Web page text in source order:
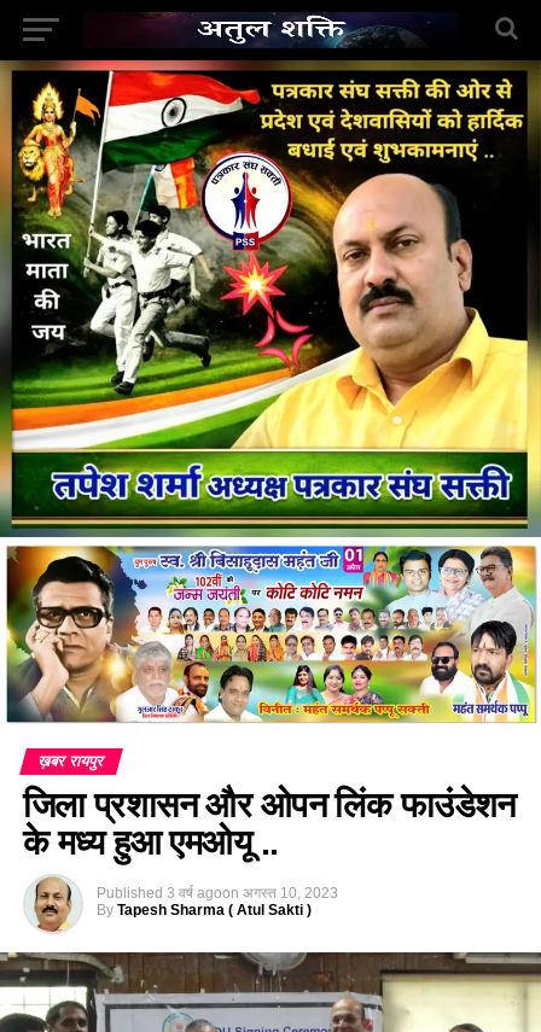
ख़बर रायपुर
जिला प्रशासन और ओपन लिंक फाउंडेशन
के मध्य हुआ एमओयू ..
Published 3 वर्ष agoon अगस्त 10, 2023
By Tapesh Sharma ( Atul Sakti )